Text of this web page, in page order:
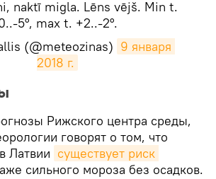
naktī migla. Lēns vējš. Min t.
5°, max t. +2..-2°.
(@meteozinas) 9 января
2018 г.
Рижского центра среды,
говорят о том, что
Латвии существует риск
сильного мороза без осадков.